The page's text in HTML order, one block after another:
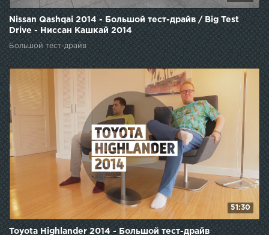
Nissan Qashqai 2014 - Большой тест-драйв / Big Test
Drive - Ниссан Кашкай 2014
Большой тест-драйв
51:30
Toyota Highlander 2014 - Большой тест-драйв